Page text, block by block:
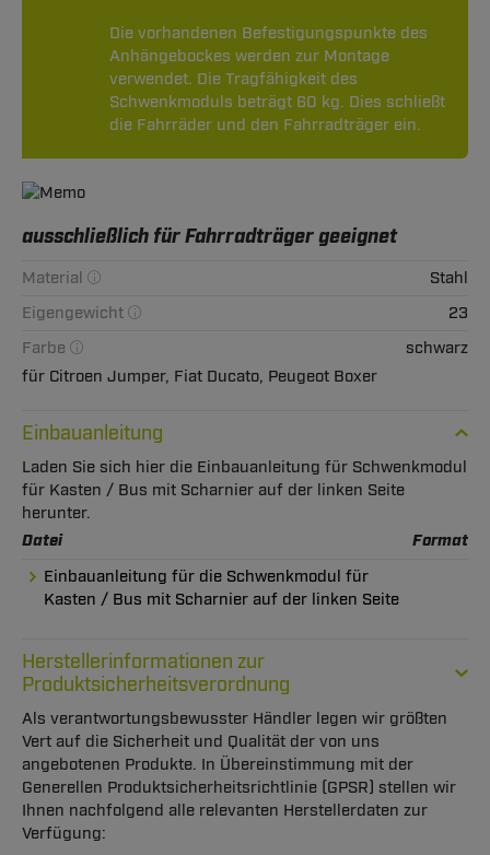
Die vorhandenen Befestigungspunkte des
Anhängebockes werden zur Montage
verwendet. Die Tragfähigkeit des
Schwenkmoduls beträgt 60 kg. Dies schließt
die Fahrräder und den Fahrradträger ein.
ausschließlich für Fahrradträger geeignet
Material
Stahl
Eigengewicht
23
Farbe
schwarz
für Citroen Jumper, Fiat Ducato, Peugeot Boxer
Einbauanleitung
Laden Sie sich hier die Einbauanleitung für Schwenkmodul
für Kasten / Bus mit Scharnier auf der linken Seite
herunter.
Datei Format
Einbauanleitung für die Schwenkmodul für
Kasten / Bus mit Scharnier auf der linken Seite
Herstellerinformationen zur
Produktsicherheitsverordnung
Als verantwortungsbewusster Händler legen wir größten
Vert auf die Sicherheit und Qualität der von uns
angebotenen Produkte. In Übereinstimmung mit der
Generellen Produktsicherheitsrichtlinie (GPSR) stellen wir
Ihnen nachfolgend alle relevanten Herstellerdaten zur
Verfügung: